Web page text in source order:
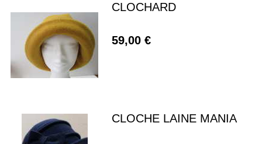
CLOCHARD
59,00 €
CLOCHE LAINE MANIA